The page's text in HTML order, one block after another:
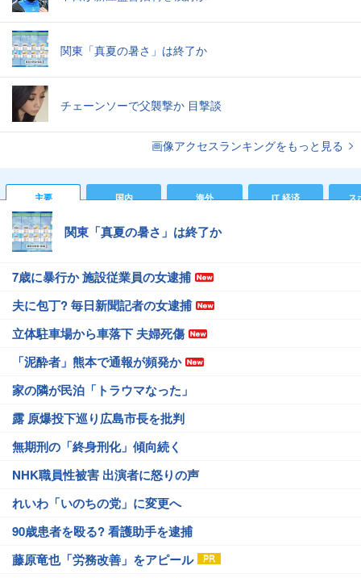
関東「真夏の暑さ」は終了か
チェーンソーで父襲撃か 目撃談
画像アクセスランキングをもっと見る
主要 国内 海外 IT 経済 ス
関東「真夏の暑さ」は終了か
7歳に暴行か 施設従業員の女逮捕
夫に包丁? 毎日新聞記者の女逮捕
立体駐車場から車落下 夫婦死傷
「泥酔者」熊本で通報が頻発か
家の隣が民泊「トラウマなった」
露 原爆投下巡り広島市長を批判
無期刑の「終身刑化」傾向続く
NHK職員性被害 出演者に怒りの声
れいわ「いのちの党」に変更へ
90歳患者を殴る? 看護助手を逮捕
藤原竜也「労務改善」をアピール